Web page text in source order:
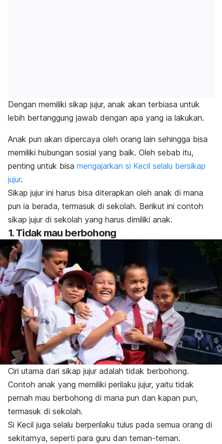
Dengan memiliki sikap jujur, anak akan terbiasa untuk
lebih bertanggung jawab dengan apa yang ia lakukan.
Anak pun akan dipercaya oleh orang lain sehingga bisa
memiliki hubungan sosial yang baik. Oleh sebab itu,
penting untuk bisa mengajarkan si Kecil selalu bersikap
jujur.
Sikap jujur ini harus bisa diterapkan oleh anak di mana
pun ia berada, termasuk di sekolah. Berikut ini contoh
sikap jujur di sekolah yang harus dimiliki anak.
1. Tidak mau berbohong
Ciri utama dari sikap jujur adalah tidak berbohong.
Contoh anak yang memiliki perilaku jujur, yaitu tidak
pernah mau berbohong di mana pun dan kapan pun,
termasuk di sekolah.
Si Kecil juga selalu berperilaku tulus pada semua orang di
sekitarnya, seperti para guru dan teman-teman.